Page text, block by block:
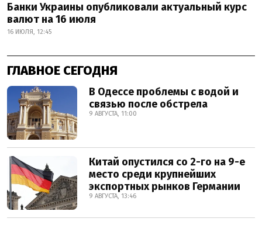
Банки Украины опубликовали актуальный курс
валют на 16 июля
16 ИЮЛЯ, 12:45
ГЛАВНОЕ СЕГОДНЯ
В Одессе проблемы с водой и
связью после обстрела
9 АВГУСТА, 11:00
Китай опустился со 2-го на 9-е
место среди крупнейших
экспортных рынков Германии
9 АВГУСТА, 13:46